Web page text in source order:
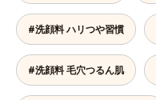
#洗顔料 ハリつや習慣
#洗顔料 毛穴つるん肌